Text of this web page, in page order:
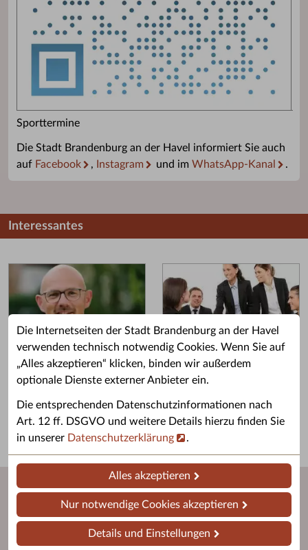
Die Internetseiten der Stadt Brandenburg an der Havel
verwenden technisch notwendig Cookies. Wenn Sie auf
„Alles akzeptieren“ klicken, binden wir außerdem
optionale Dienste externer Anbieter ein.
Die entsprechenden Datenschutzinformationen nach
Art. 12 ff. DSGVO und weitere Details hierzu finden Sie
in unserer Datenschutzerklärung .
Alles akzeptieren
Nur notwendige Cookies akzeptieren
Details und Einstellungen
Sporttermine
Die Stadt Brandenburg an der Havel informiert Sie auch
auf Facebook , Instagram und im WhatsApp-Kanal .
Interessantes
Grußwort des OB